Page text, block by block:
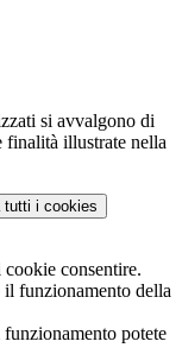
si avvalgono di
finalità illustrate nella
tutti i cookies
cookie consentire.
il funzionamento della
potete